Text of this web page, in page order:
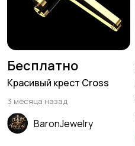
Бесплатно
Красивый крест Cross
3 месяца назад
BaronJewelry